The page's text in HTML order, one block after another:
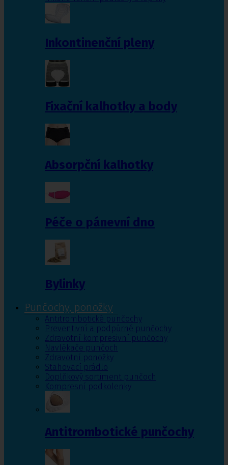
Inkontinenční pleny
Fixační kalhotky a body
Absorpční kalhotky
Péče o pánevní dno
Bylinky
Punčochy, ponožky
Antitrombotické punčochy
Preventivní a podpůrné punčochy
Zdravotní kompresivní punčochy
Navlékače punčoch
Zdravotní ponožky
Stahovací prádlo
Doplňkový sortiment punčoch
Kompresní podkolenky
Antitrombotické punčochy